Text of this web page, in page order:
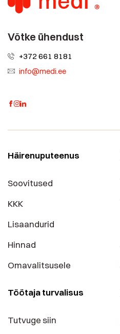
Võtke ühendust
+372 661 8181
info@medi.ee
Häirenuputeenus
Soovitused
KKK
Lisaandurid
Hinnad
Omavalitsusele
Töötaja turvalisus
Tutvuge siin